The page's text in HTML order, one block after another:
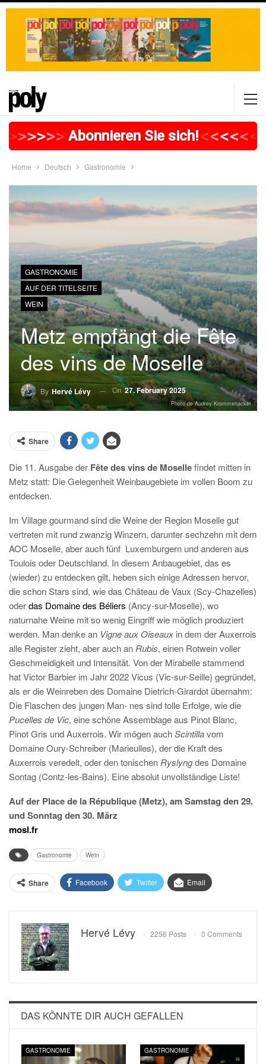
>>>>>>>>>>>>>>>>>
Abonnieren Sie sich!<<<<<<
Home Deutsch Gastronomie
GASTRONOMIE
AUF DER TITELSEITE
WEIN
Metz empfängt die Fête
des vins de Moselle
By Hervé Lévy On27. February 2025
Photo de Audrey Krommenacker
Share
Die 11. Ausgabe der Fête des vins de Mosellefindet mitten in
Metz statt: Die Gelegenheit Weinbaugebiete im vollen Boom zu
entdecken.
Im Village gourmand sind die Weine der Region Moselle gut
vertreten mit rund zwanzig Winzern, darunter sechzehn mit dem
AOC Moselle, aber auch fünf Luxemburgern und anderen aus
Toulois oder Deutschland. In diesem Anbaugebiet, das es
(wieder) zu entdecken gilt, heben sich einige Adressen hervor,
die schon Stars sind, wie das Château de Vaux (Scy-Chazelles)
oderdas Domaine des Béliers (Ancy-sur-Moselle), wo
naturnahe Weine mit so wenig Eingriff wie möglich produziert
werden. Man denke an Vigne aux Oiseaux in dem der Auxerrois
alle Register zieht, aber auch an Rubis, einen Rotwein voller
Geschmeidigkeit und Intensität. Von der Mirabelle stammend
hat Victor Barbier im Jahr 2022 Vicus (Vic-sur-Seille) gegründet,
als er die Weinreben des Domaine Dietrich-Girardot übernahm:
Die Flaschen des jungen Man- nes sind tolle Erfolge, wie die
Pucelles de Vic, eine schöne Assemblage aus Pinot Blanc,
Pinot Gris und Auxerrois. Wir mögen auchScintillavom
Domaine Oury-Schreiber (Marieulles), der die Kraft des
Auxerrois veredelt, oder den tonischen Ryslyngdes Domaine
Sontag (Contz-les-Bains). Eine absolut unvollständige Liste!
Auf der Place de la République (Metz), am Samstag den 29.
und Sonntag den 30. März
mosl.fr
Gastronomie Wein
Share Facebook Twitter Email
Hervé Lévy 2256 Posts 0 Comments
DAS KÖNNTE DIR AUCH GEFALLEN
GASTRONOMIE GASTRONOMIE